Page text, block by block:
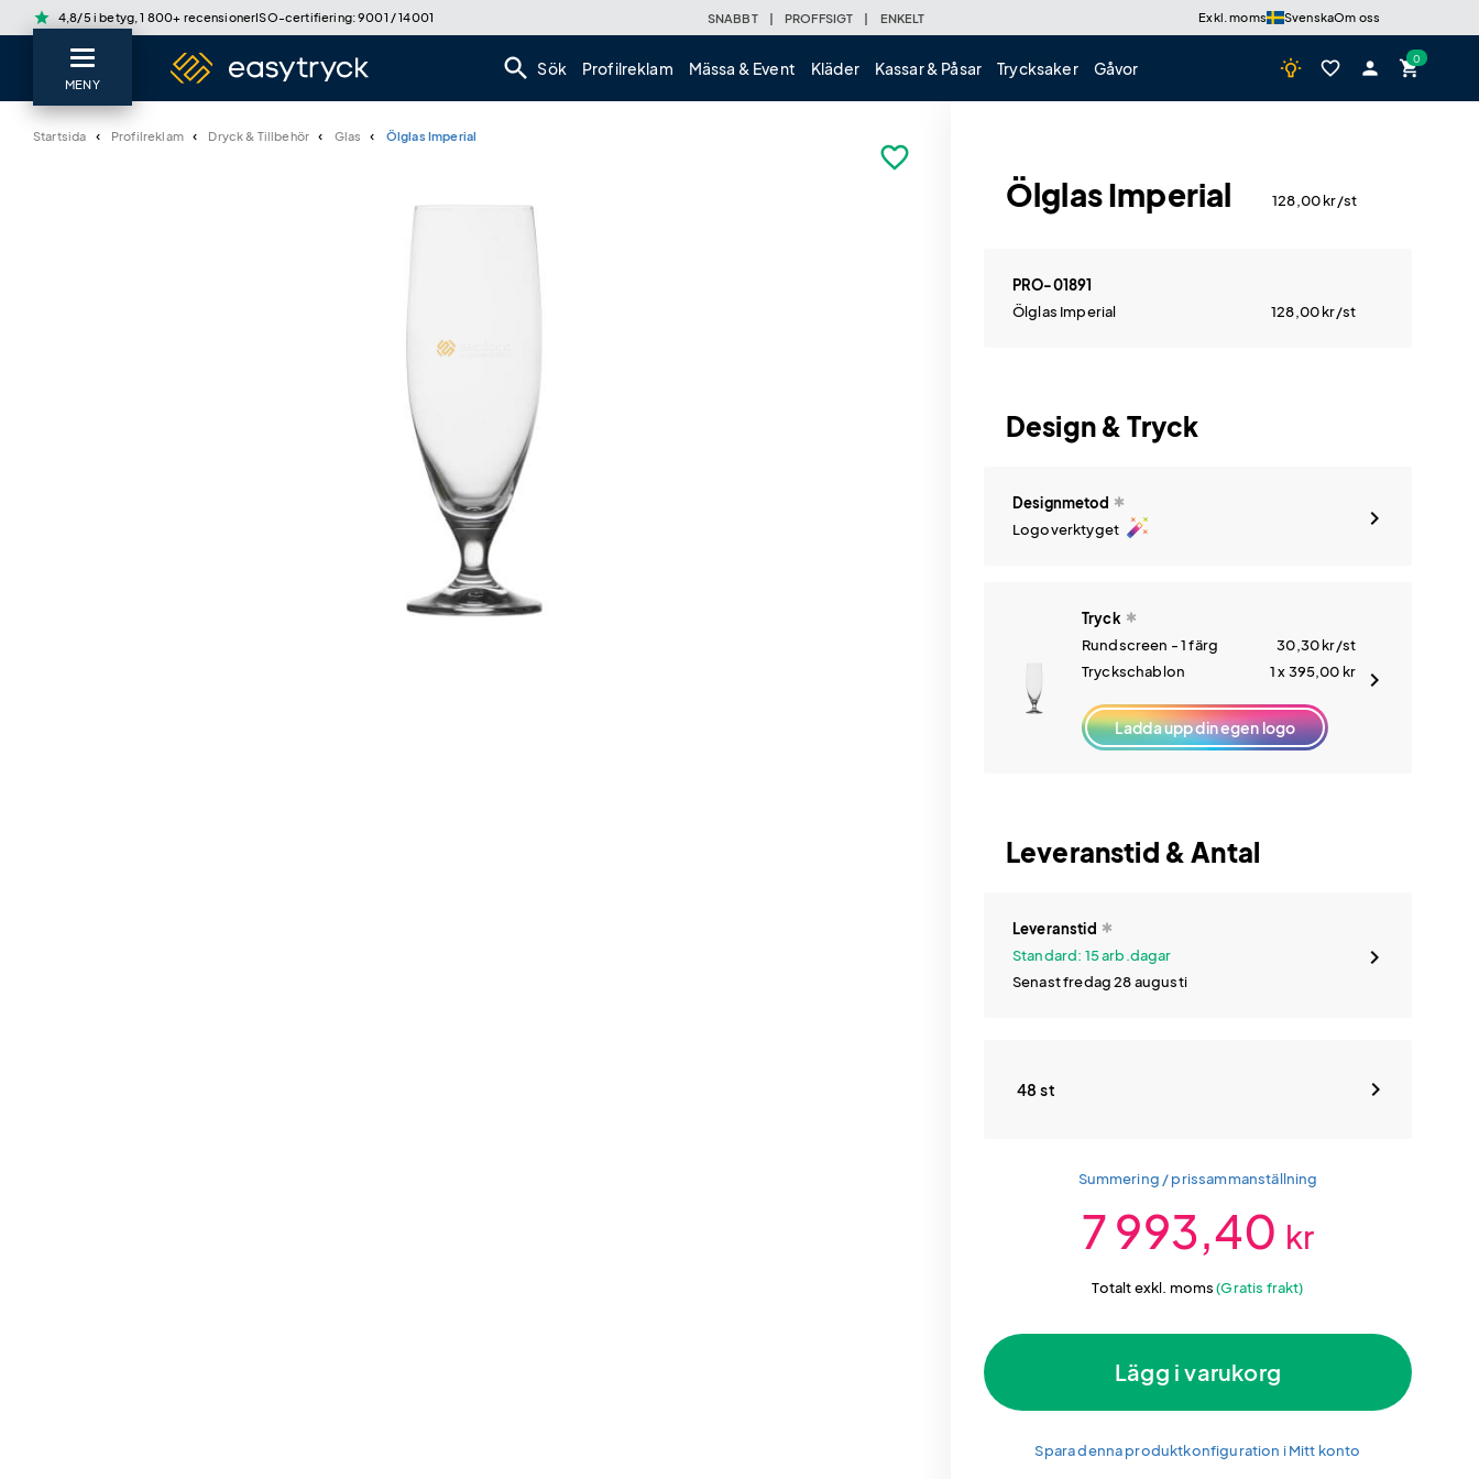
star 4,8/5 i betyg, 1 800+ recensionerISO-certifiering: 9001 / 14001 SNABBT | PROFFSIGT | ENKELT Exkl. moms SvenskaOm oss
search Sök Profilreklam Mässa & Event Kläder Kassar & Påsar Trycksaker Gåvor wb_incandescent favorite_border person shopping_cart
MENY
Startsida Profilreklam Dryck & Tillbehör Glas Ölglas Imperial
favorite_border
Ölglas Imperial 128,00kr/st
PRO-01891
Ölglas Imperial
128,00kr/st
Design & Tryck
Designmetod
Logoverktyget auto_fix_high
Tryck
Rundscreen - 1 färg
30,30kr/st
Tryckschablon
1 x 395,00 kr
Ladda upp din egen logo
Leveranstid & Antal
Leveranstid
Standard: 15 arb.dagar
Senast fredag 28 augusti
48 st
Summering / prissammanställning
7 993,40 kr
Totalt exkl. moms(Gratis frakt)
Lägg i varukorg
Spara denna produktkonfiguration i Mitt konto